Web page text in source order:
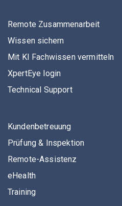
Remote Zusammenarbeit
Wissen sichern
Mit KI Fachwissen vermitteln
XpertEye login
Technical Support
Kundenbetreuung
Prüfung & Inspektion
Remote-Assistenz
eHealth
Training